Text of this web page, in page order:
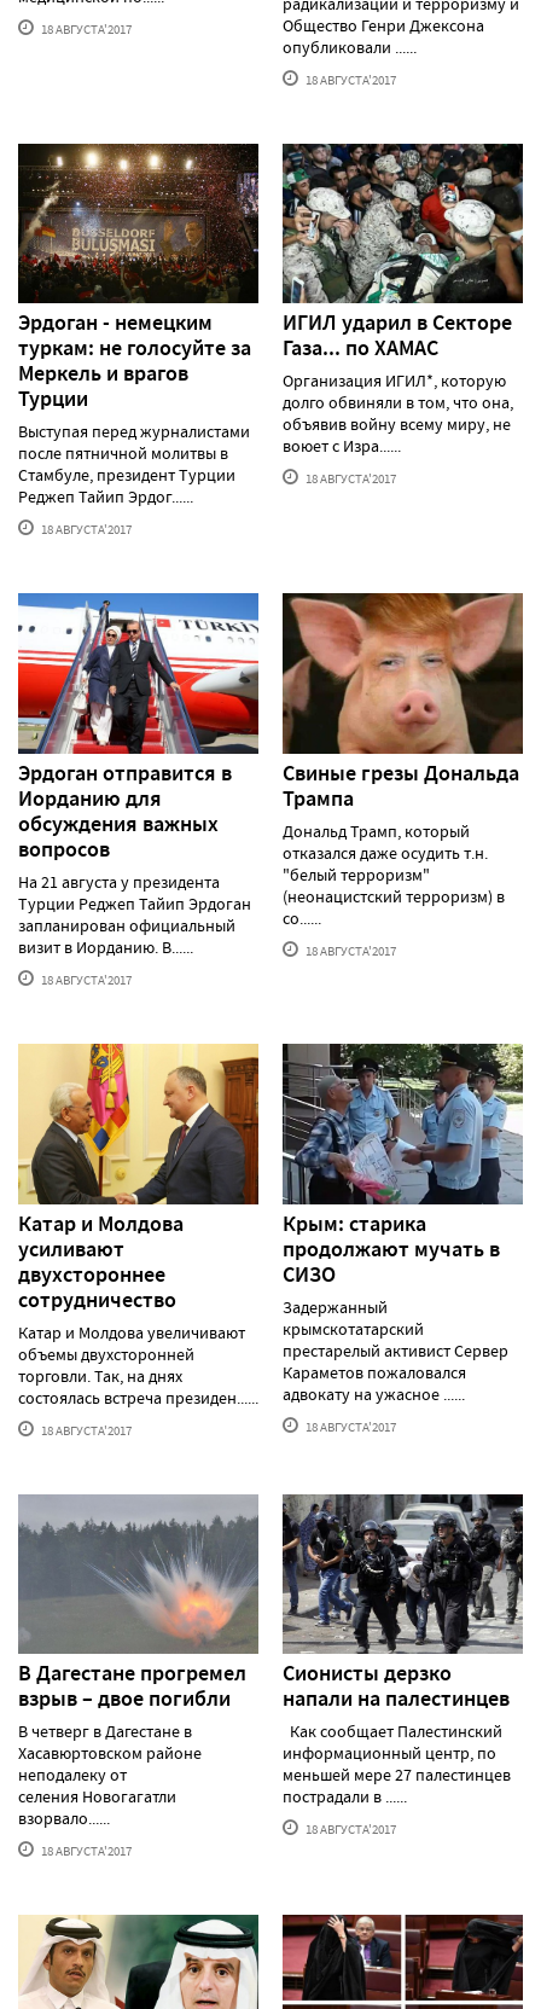
18 АВГУСТА'2017
Общество Генри Джексона
опубликовали ......
18 АВГУСТА'2017
Эрдоган - немецким
туркам: не голосуйте за
Меркель и врагов
Турции
Выступая перед журналистами
после пятничной молитвы в
Стамбуле, президент Турции
Реджеп Тайип Эрдог......
18 АВГУСТА'2017
ИГИЛ ударил в Секторе
Газа... по ХАМАС
Организация ИГИЛ*, которую
долго обвиняли в том, что она,
объявив войну всему миру, не
воюет с Изра......
18 АВГУСТА'2017
Эрдоган отправится в
Иорданию для
обсуждения важных
вопросов
На 21 августа у президента
Турции Реджеп Тайип Эрдоган
запланирован официальный
визит в Иорданию. В......
18 АВГУСТА'2017
Свиные грезы Дональда
Трампа
Дональд Трамп, который
отказался даже осудить т.н.
"белый терроризм"
(неонацистский терроризм) в
со......
18 АВГУСТА'2017
Катар и Молдова
усиливают
двухстороннее
сотрудничество
Катар и Молдова увеличивают
объемы двухсторонней
торговли. Так, на днях
состоялась встреча президен......
18 АВГУСТА'2017
Крым: старика
продолжают мучать в
СИЗО
Задержанный
крымскотатарский
престарелый активист Сервер
Караметов пожаловался
адвокату на ужасное ......
18 АВГУСТА'2017
В Дагестане прогремел
взрыв – двое погибли
В четверг в Дагестане в
Хасавюртовском районе
неподалеку от
селения Новогагатли
взорвало......
18 АВГУСТА'2017
Сионисты дерзко
напали на палестинцев
Как сообщает Палестинский
информационный центр, по
меньшей мере 27 палестинцев
пострадали в ......
18 АВГУСТА'2017